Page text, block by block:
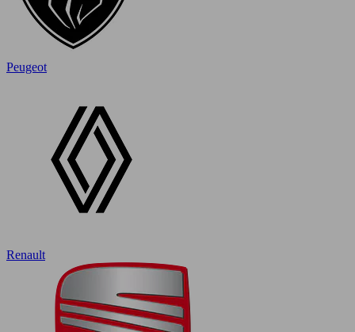
Peugeot
Renault